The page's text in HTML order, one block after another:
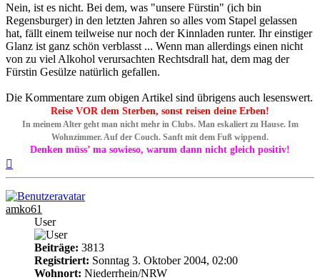
Nein, ist es nicht. Bei dem, was "unsere Fürstin" (ich bin
Regensburger) in den letzten Jahren so alles vom Stapel gelassen
hat, fällt einem teilweise nur noch der Kinnladen runter. Ihr einstiger
Glanz ist ganz schön verblasst ... Wenn man allerdings einen nicht
von zu viel Alkohol verursachten Rechtsdrall hat, dem mag der
Fürstin Gesülze natürlich gefallen.
Die Kommentare zum obigen Artikel sind übrigens auch lesenswert.
Reise VOR dem Sterben, sonst reisen deine Erben!
In meinem Alter geht man nicht mehr in Clubs. Man eskaliert zu Hause. Im
Wohnzimmer. Auf der Couch. Sanft mit dem Fuß wippend.
Denken müss’ ma sowieso, warum dann nicht gleich positiv!
amko61
User
Beiträge: 3813
Registriert: Sonntag 3. Oktober 2004, 02:00
Wohnort: Niederrhein/NRW